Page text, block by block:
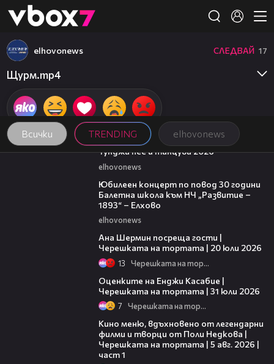
👾
Всички TRENDING elhovonews
elhovonews СЛЕДВАЙ 17
Щурм.mp4
11:14:02
Тунджа пее и танцува 2026
elhovonews
Юбилеен концерт по повод 30 години
Балетна школа към НЧ „Развитие –
1893“ – Елхово
elhovonews
Ана Шермин посреща гости |
Черешката на тортата | 20 юли 2026
13 Черешката на тортата
Оценките на Енджи Касабие |
Черешката на тортата | 31 юли 2026
7 Черешката на тортата
Кино меню, вдъхновено от легендарни
филми и творци от Поли Недкова |
Черешката на тортата | 5 авг. 2026 |
част 1